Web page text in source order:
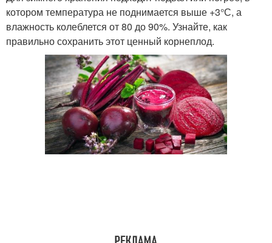
котором температура не поднимается выше +3°С, а
влажность колеблется от 80 до 90%. Узнайте, как
правильно сохранить этот ценный корнеплод.